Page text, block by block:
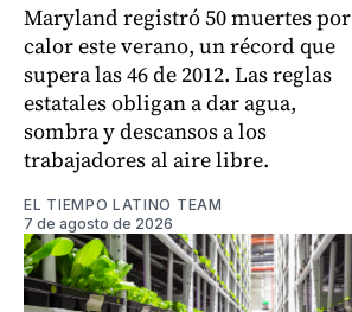
Maryland registró 50 muertes por
calor este verano, un récord que
supera las 46 de 2012. Las reglas
estatales obligan a dar agua,
sombra y descansos a los
trabajadores al aire libre.
EL TIEMPO LATINO TEAM
7 de agosto de 2026